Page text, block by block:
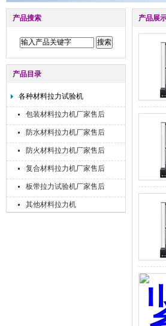
产品搜索
产品目录
各种材料拉力试验机
包装材料拉力机厂家售后
防水材料拉力机厂家售后
防火材料拉力机厂家售后
复合材料拉力机厂家售后
板带拉力试验机厂家售后
其他材料拉力机
产品展